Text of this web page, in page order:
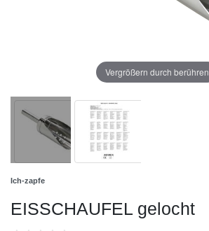
Vergrößern durch berühren
Ich-zapfe
EISSCHAUFEL gelocht